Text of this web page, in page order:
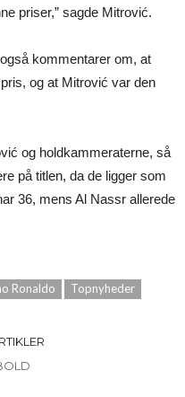
priser,” sagde Mitrović.
kommentarer om, at
og at Mitrović var den
og holdkammeraterne, så
på titlen, da de ligger som
36, mens Al Nassr allerede
Ronaldo Topnyheder